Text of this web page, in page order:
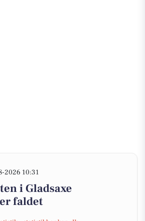
2026 10:31
i Gladsaxe
faldet